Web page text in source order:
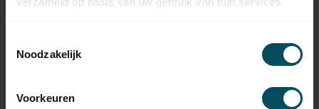
Noodzakelijk
Voorkeuren
Afmetingen